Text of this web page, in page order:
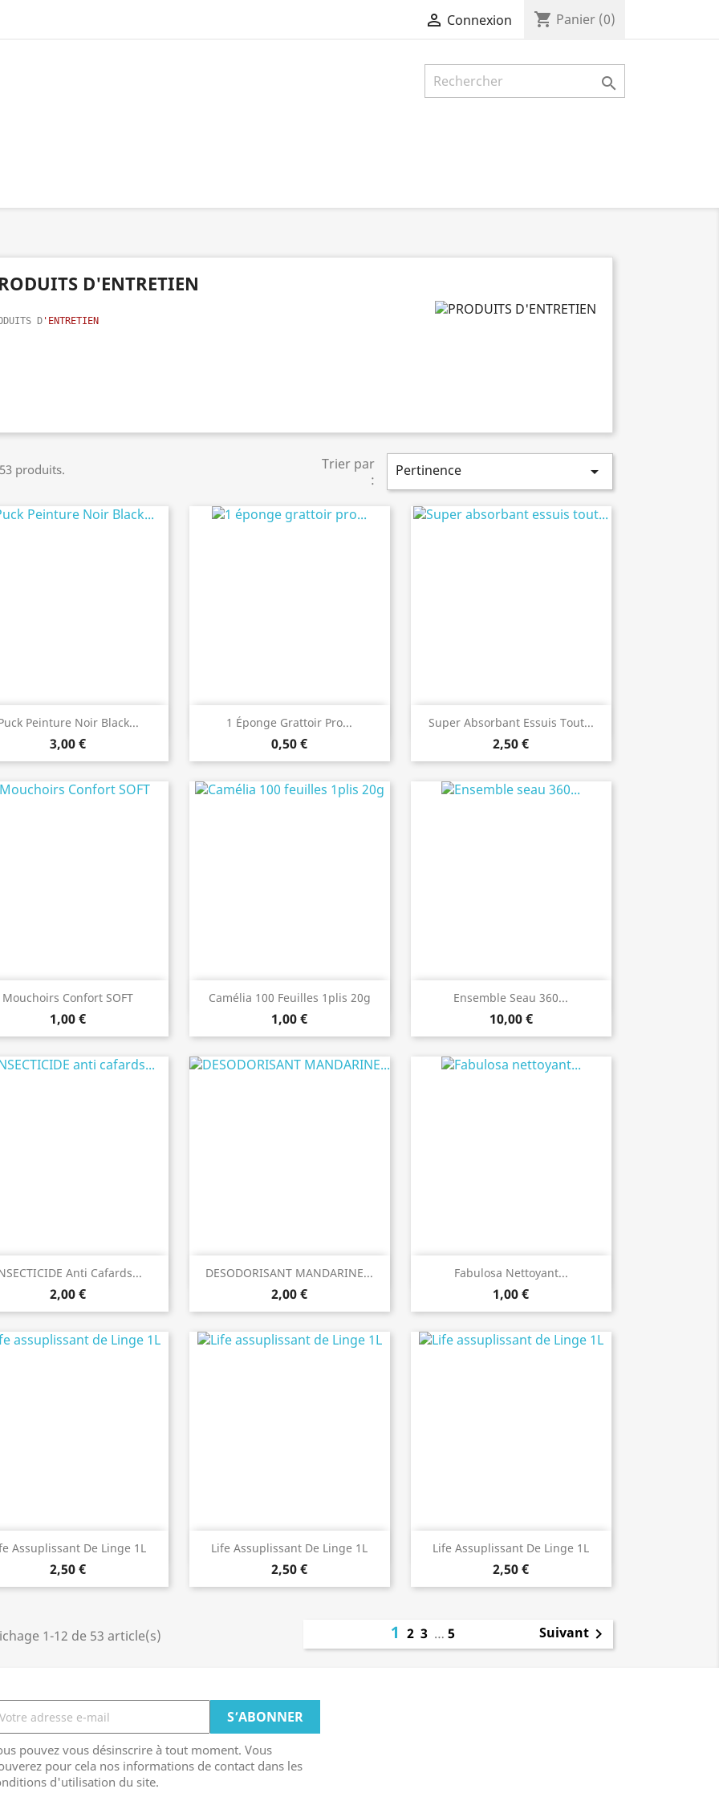
 Connexion shopping_cart Panier (0)

D'ENTRETIEN
D'ENTRETIEN
produits.
Trier par
:
Pertinence 
Peinture Noir Black...
3,00 €
Aperçu rapide 1 Éponge Grattoir Pro...
0,50 €
Aperçu rapide Super Absorbant Essuis Tout...
2,50 €
Aperçu rapide
Mouchoirs Confort SOFT
1,00 €
Aperçu rapide Camélia 100 Feuilles 1plis 20g
1,00 €
 Aperçu rapide Ensemble Seau 360...
10,00 €
Aperçu rapide
Anti Cafards...
2,00 €
Aperçu rapide DESODORISANT MANDARINE...
2,00 €
Aperçu rapide Fabulosa Nettoyant...
1,00 €
Aperçu rapide
Assuplissant De Linge 1L
2,50 €
Aperçu rapide Life Assuplissant De Linge 1L
2,50 €
Aperçu rapide Life Assuplissant De Linge 1L
2,50 €
Aperçu rapide
1-12 de 53 article(s) 1 2 3 … 5 Suivant
pouvez vous désinscrire à tout moment. Vous
pour cela nos informations de contact dans les
d'utilisation du site.